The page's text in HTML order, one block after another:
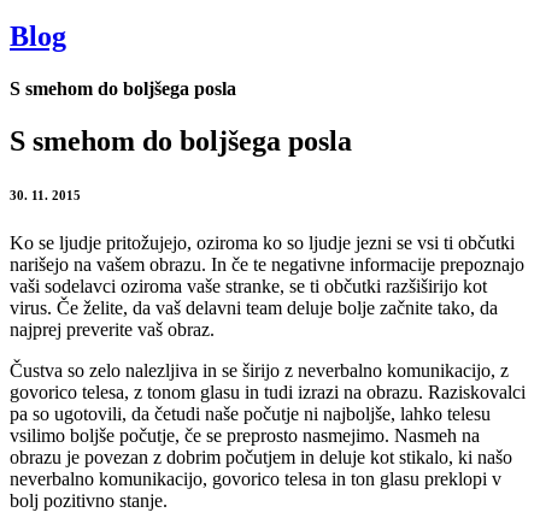
Blog
S smehom do boljšega posla
S smehom do boljšega posla
30. 11. 2015
Ko se ljudje pritožujejo, oziroma ko so ljudje jezni se vsi ti občutki
narišejo na vašem obrazu. In če te negativne informacije prepoznajo
vaši sodelavci oziroma vaše stranke, se ti občutki razšiširijo kot
virus. Če želite, da vaš delavni team deluje bolje začnite tako, da
najprej preverite vaš obraz.
Čustva so zelo nalezljiva in se širijo z neverbalno komunikacijo, z
govorico telesa, z tonom glasu in tudi izrazi na obrazu. Raziskovalci
pa so ugotovili, da četudi naše počutje ni najboljše, lahko telesu
vsilimo boljše počutje, če se preprosto nasmejimo. Nasmeh na
obrazu je povezan z dobrim počutjem in deluje kot stikalo, ki našo
neverbalno komunikacijo, govorico telesa in ton glasu preklopi v
bolj pozitivno stanje.